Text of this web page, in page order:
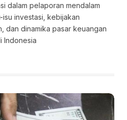
dalam pelaporan mendalam
isu investasi, kebijakan
dan dinamika pasar keuangan
Indonesia